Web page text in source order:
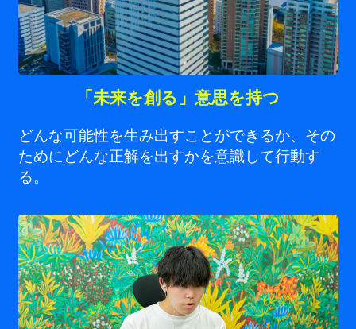
「未来を創る」意思を持つ
どんな可能性を生み出すことができるか、その
ためにどんな正解を出すかを意識して行動す
る。